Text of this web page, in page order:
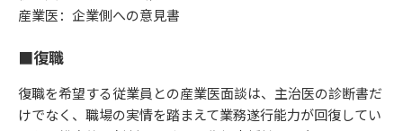
産業医：企業側への意見書
■復職
復職を希望する従業員との産業医面談は、主治医の診断書だ
けでなく、職場の実情を踏まえて業務遂行能力が回復してい